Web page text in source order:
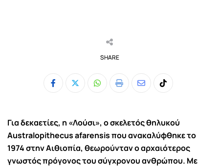
SHARE
Whatsapp
Print
ShareTiktok
Για δεκαετίες, η «Λούσι», ο σκελετός θηλυκού
Australopithecus afarensis που ανακαλύφθηκε το
1974 στην Αιθιοπία, θεωρούνταν ο αρχαιότερος
γνωστός πρόγονος του σύγχρονου ανθρώπου. Με